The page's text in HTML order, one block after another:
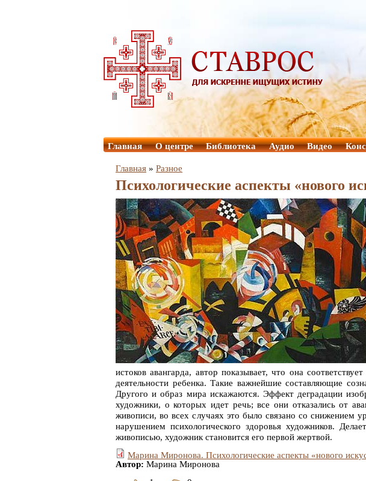
Главная О центре Библиотека Аудио Видео
Главная » Разное
Психологические аспекты «нового
истоков авангарда, автор показывает, что она
деятельности ребенка. Такие важнейшие составляющие
Другого и образ мира искажаются. Эффект деградации
художники, о которых идет речь; все они отказались от
живописи, во всех случаях это было связано со снижением
нарушением психологического здоровья художников.
живописью, художник становится его первой жертвой.
Марина Миронова. Психологические аспекты «нового
Автор: Марина Миронова